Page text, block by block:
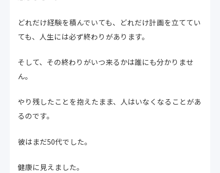
どれだけ経験を積んでいても、どれだけ計画を立ててい
ても、人生には必ず終わりがあります。
そして、その終わりがいつ来るかは誰にも分かりませ
ん。
やり残したことを抱えたまま、人はいなくなることがあ
るのです。
彼はまだ50代でした。
健康に見えました。